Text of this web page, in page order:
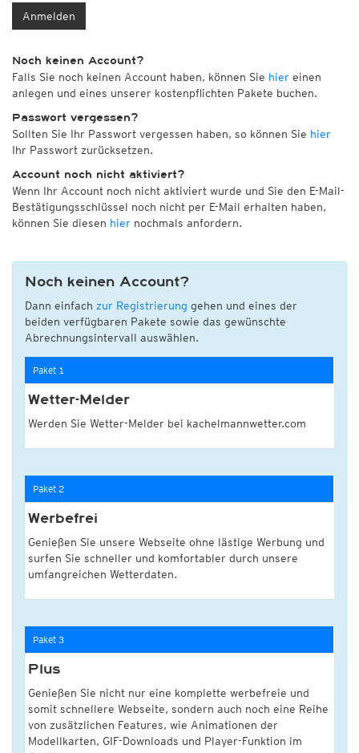
Anmelden
Noch keinen Account?
Falls Sie noch keinen Account haben, können Sie hier einen
anlegen und eines unserer kostenpflichten Pakete buchen.
Passwort vergessen?
Sollten Sie Ihr Passwort vergessen haben, so können Sie hier
Ihr Passwort zurücksetzen.
Account noch nicht aktiviert?
Wenn Ihr Account noch nicht aktiviert wurde und Sie den E-Mail-
Bestätigungsschlüssel noch nicht per E-Mail erhalten haben,
können Sie diesen hier nochmals anfordern.
Noch keinen Account?
Dann einfach zur Registrierung gehen und eines der
beiden verfügbaren Pakete sowie das gewünschte
Abrechnungsintervall auswählen.
Paket 1
Wetter-Melder
Werden Sie Wetter-Melder bei kachelmannwetter.com
Paket 2
Werbefrei
Genießen Sie unsere Webseite ohne lästige Werbung und
surfen Sie schneller und komfortabler durch unsere
umfangreichen Wetterdaten.
Paket 3
Plus
Genießen Sie nicht nur eine komplette werbefreie und
somit schnellere Webseite, sondern auch noch eine Reihe
von zusätzlichen Features, wie Animationen der
Modellkarten, GIF-Downloads und Player-Funktion im